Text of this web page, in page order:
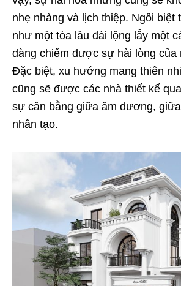
nhẹ nhàng và lịch thiệp. Ngôi biệt
như một tòa lâu đài lộng lẫy một
dàng chiếm được sự hài lòng của
Đặc biệt, xu hướng mang thiên
cũng sẽ được các nhà thiết kế
sự cân bằng giữa âm dương,
nhân tạo.